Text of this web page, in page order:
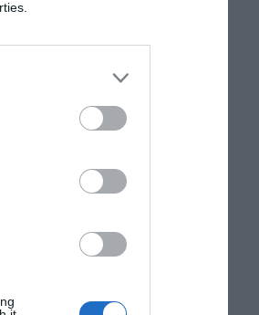
δεδομένων
επελαύνει στη
δείχνουν
πάμε και λίγο παραπάνω,
την Πελοπόννησο